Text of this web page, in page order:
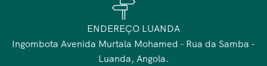
ENDEREÇO LUANDA
Ingombota Avenida Murtala Mohamed - Rua da Samba -
Luanda, Angola.